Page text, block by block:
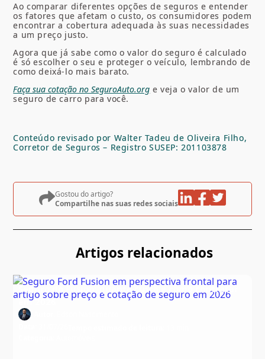
Ao comparar diferentes opções de seguros e entender
os fatores que afetam o custo, os consumidores podem
encontrar a cobertura adequada às suas necessidades
a um preço justo.
Agora que já sabe como o valor do seguro é calculado
é só escolher o seu e proteger o veículo, lembrando de
como deixá-lo mais barato.
Faça sua cotação no SeguroAuto.org e veja o valor de um
seguro de carro para você.
Conteúdo revisado por Walter Tadeu de Oliveira Filho,
Corretor de Seguros – Registro SUSEP: 201103878
Gostou do artigo?
Compartilhe nas suas redes sociais
Artigos relacionados
Seguro do Fusion: quanto custa e como contratar
em 2026